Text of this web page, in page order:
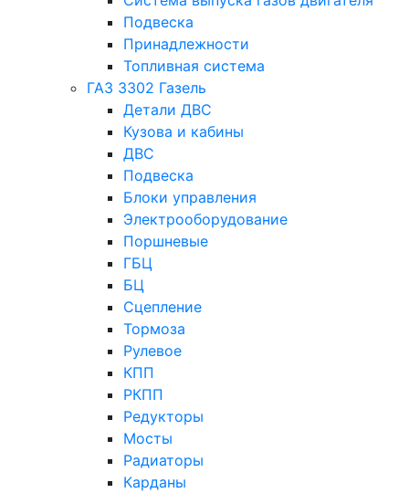
Подвеска
Принадлежности
Топливная система
ГАЗ 3302 Газель
Детали ДВС
Кузова и кабины
ДВС
Подвеска
Блоки управления
Электрооборудование
Поршневые
ГБЦ
БЦ
Сцепление
Тормоза
Рулевое
КПП
РКПП
Редукторы
Мосты
Радиаторы
Карданы